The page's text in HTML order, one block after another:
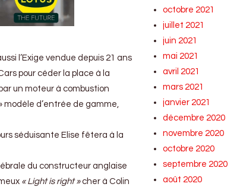
l’Exige vendue depuis 21 ans
pour céder la place à la
un moteur à combustion
modèle d’entrée de gamme,
séduisante Elise fêtera à la
du constructeur anglaise
« Light is right »cher à Colin
octobre 2021
juillet 2021
juin 2021
mai 2021
avril 2021
mars 2021
janvier 2021
décembre 2020
novembre 2020
octobre 2020
septembre 2020
août 2020